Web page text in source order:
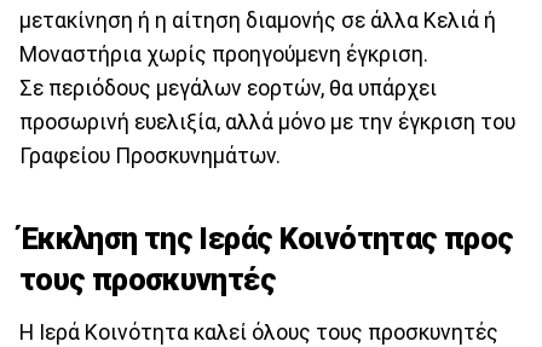
μετακίνηση ή η αίτηση διαμονής σε άλλα Κελιά ή
Μοναστήρια χωρίς προηγούμενη έγκριση.
Σε περιόδους μεγάλων εορτών, θα υπάρχει
προσωρινή ευελιξία, αλλά μόνο με την έγκριση του
Γραφείου Προσκυνημάτων.
Έκκληση της Ιεράς Κοινότητας προς
τους προσκυνητές
Η Ιερά Κοινότητα καλεί όλους τους προσκυνητές